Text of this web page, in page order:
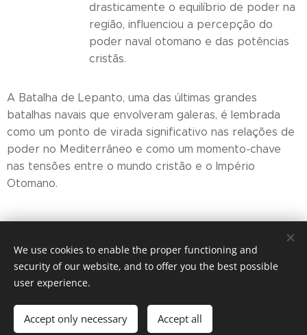
drasticamente o equilíbrio de poder na
região, influenciou a percepção do
poder naval otomano e das potências
cristãs.
A Batalha de Lepanto, uma das últimas grandes
batalhas navais que envolveram galeras, é lembrada
como um ponto de virada significativo nas relações de
poder no Mediterrâneo e como um momento-chave
nas tensões entre o mundo cristão e o Império
Otomano.
© 2026 Ocean Eyes Productions
Cookies
We use cookies to enable the proper functioning and
security of our website, and to offer you the best possible
user experience.
Accept only necessary Accept all